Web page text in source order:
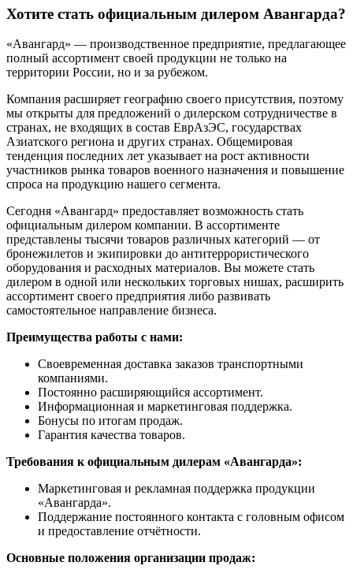
Хотите стать официальным дилером Авангарда?
«Авангард» — производственное предприятие, предлагающее
полный ассортимент своей продукции не только на
территории России, но и за рубежом.
Компания расширяет географию своего присутствия, поэтому
мы открыты для предложений о дилерском сотрудничестве в
странах, не входящих в состав ЕврАзЭС, государствах
Азиатского региона и других странах. Общемировая
тенденция последних лет указывает на рост активности
участников рынка товаров военного назначения и повышение
спроса на продукцию нашего сегмента.
Сегодня «Авангард» предоставляет возможность стать
официальным дилером компании. В ассортименте
представлены тысячи товаров различных категорий — от
бронежилетов и экипировки до антитеррористического
оборудования и расходных материалов. Вы можете стать
дилером в одной или нескольких торговых нишах, расширить
ассортимент своего предприятия либо развивать
самостоятельное направление бизнеса.
Преимущества работы с нами:
Своевременная доставка заказов транспортными
компаниями.
Постоянно расширяющийся ассортимент.
Информационная и маркетинговая поддержка.
Бонусы по итогам продаж.
Гарантия качества товаров.
Требования к официальным дилерам «Авангарда»:
Маркетинговая и рекламная поддержка продукции
«Авангарда».
Поддержание постоянного контакта с головным офисом
и предоставление отчётности.
Основные положения организации продаж: